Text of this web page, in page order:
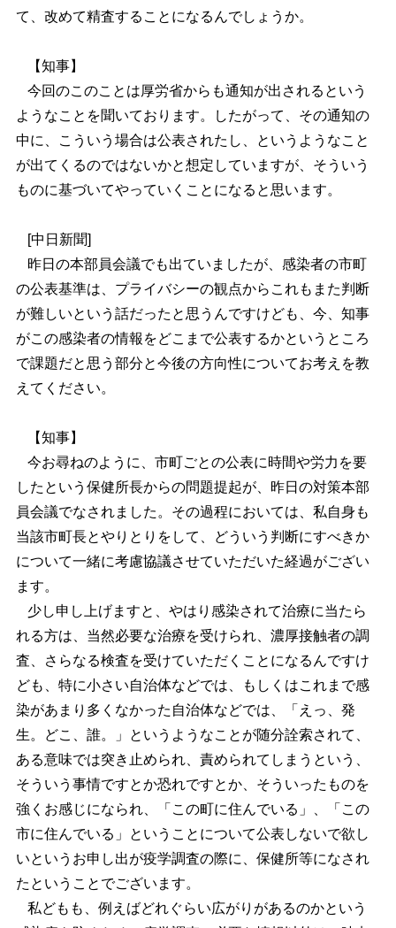
て、改めて精査することになるんでしょうか。
【知事】
今回のこのことは厚労省からも通知が出されるという
ようなことを聞いております。したがって、その通知の
中に、こういう場合は公表されたし、というようなこと
が出てくるのではないかと想定していますが、そういう
ものに基づいてやっていくことになると思います。
[中日新聞]
昨日の本部員会議でも出ていましたが、感染者の市町
の公表基準は、プライバシーの観点からこれもまた判断
が難しいという話だったと思うんですけども、今、知事
がこの感染者の情報をどこまで公表するかというところ
で課題だと思う部分と今後の方向性についてお考えを教
えてください。
【知事】
今お尋ねのように、市町ごとの公表に時間や労力を要
したという保健所長からの問題提起が、昨日の対策本部
員会議でなされました。その過程においては、私自身も
当該市町長とやりとりをして、どういう判断にすべきか
について一緒に考慮協議させていただいた経過がござい
ます。
少し申し上げますと、やはり感染されて治療に当たら
れる方は、当然必要な治療を受けられ、濃厚接触者の調
査、さらなる検査を受けていただくことになるんですけ
ども、特に小さい自治体などでは、もしくはこれまで感
染があまり多くなかった自治体などでは、「えっ、発
生。どこ、誰。」というようなことが随分詮索されて、
ある意味では突き止められ、責められてしまうという、
そういう事情ですとか恐れですとか、そういったものを
強くお感じになられ、「この町に住んでいる」、「この
市に住んでいる」ということについて公表しないで欲し
いというお申し出が疫学調査の際に、保健所等になされ
たということでございます。
私どもも、例えばどれぐらい広がりがあるのかという